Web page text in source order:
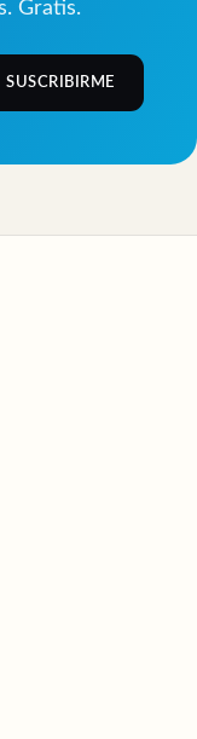
Gratis.
SUSCRIBIRME